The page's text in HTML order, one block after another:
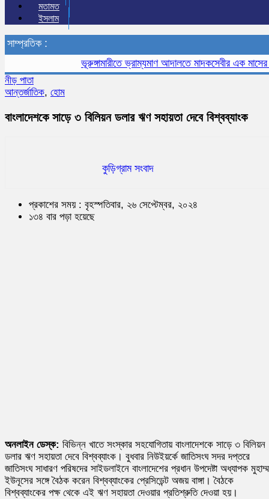
মতামত
ইসলাম
সাম্প্রতিক :
ভূরুঙ্গামারীতে ভ্রাম্যমাণ আদালতে মাদকসেবীর এক মাসের
নীড় পাতা
আন্তর্জাতিক, হোম
বাংলাদেশকে সাড়ে ৩ বিলিয়ন ডলার ঋণ সহায়তা দেবে বিশ্বব্যাংক
কুড়িগ্রাম সংবাদ
প্রকাশের সময় : বৃহস্পতিবার, ২৬ সেপ্টেম্বর, ২০২৪
১৩৪ বার পড়া হয়েছে
অনলাইন ডেস্ক: বিভিন্ন খাতে সংস্কার সহযোগিতায় বাংলাদেশকে সাড়ে ৩ বিলিয়ন
ডলার ঋণ সহায়তা দেবে বিশ্বব্যাংক। বুধবার নিউইয়র্কে জাতিসংঘ সদর দপ্তরে
জাতিসংঘ সাধারণ পরিষদের সাইডলাইনে বাংলাদেশের প্রধান উপদেষ্টা অধ্যাপক
ইউনূসের সঙ্গে বৈঠক করেন বিশ্বব্যাংকের প্রেসিডেন্ট অজয় বাঙ্গা। বৈঠকে
বিশ্বব্যাংকের পক্ষ থেকে এই ঋণ সহায়তা দেওয়ার প্রতিশ্রুতি দেওয়া হয়।